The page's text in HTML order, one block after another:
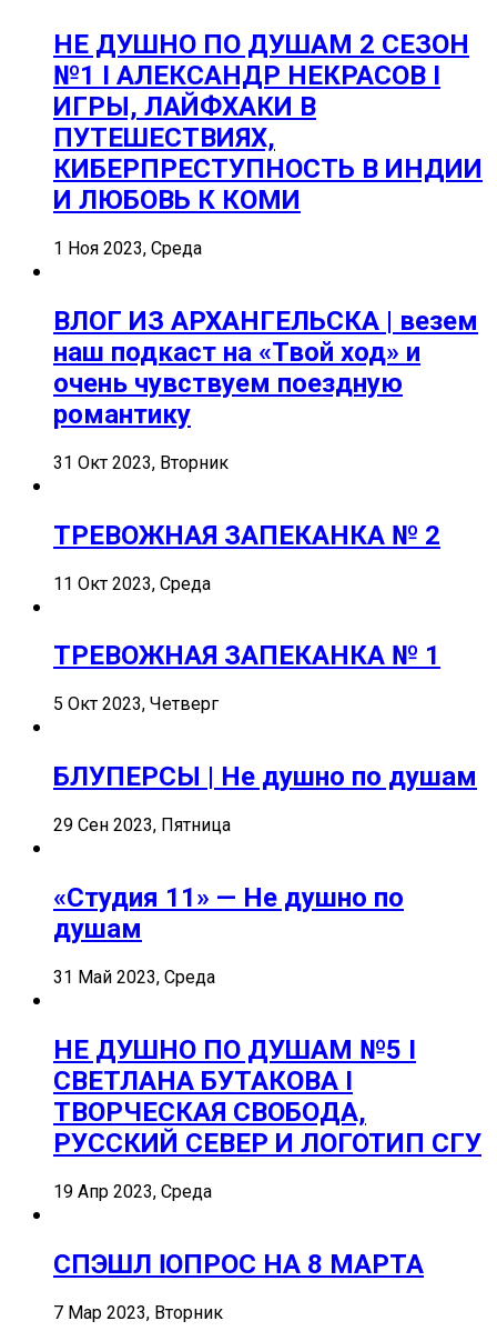
НЕ ДУШНО ПО ДУШАМ 2 СЕЗОН
№1 I АЛЕКСАНДР НЕКРАСОВ I
ИГРЫ, ЛАЙФХАКИ В
ПУТЕШЕСТВИЯХ,
КИБЕРПРЕСТУПНОСТЬ В ИНДИИ
И ЛЮБОВЬ К КОМИ
1 Ноя 2023, Среда
ВЛОГ ИЗ АРХАНГЕЛЬСКА | везем
наш подкаст на «Твой ход» и
очень чувствуем поездную
романтику
31 Окт 2023, Вторник
ТРЕВОЖНАЯ ЗАПЕКАНКА № 2
11 Окт 2023, Среда
ТРЕВОЖНАЯ ЗАПЕКАНКА № 1
5 Окт 2023, Четверг
БЛУПЕРСЫ | Не душно по душам
29 Сен 2023, Пятница
«Студия 11» — Не душно по
душам
31 Май 2023, Среда
НЕ ДУШНО ПО ДУШАМ №5 I
СВЕТЛАНА БУТАКОВА I
ТВОРЧЕСКАЯ СВОБОДА,
РУССКИЙ СЕВЕР И ЛОГОТИП СГУ
19 Апр 2023, Среда
СПЭШЛ ӏ ОПРОС НА 8 МАРТА
7 Мар 2023, Вторник